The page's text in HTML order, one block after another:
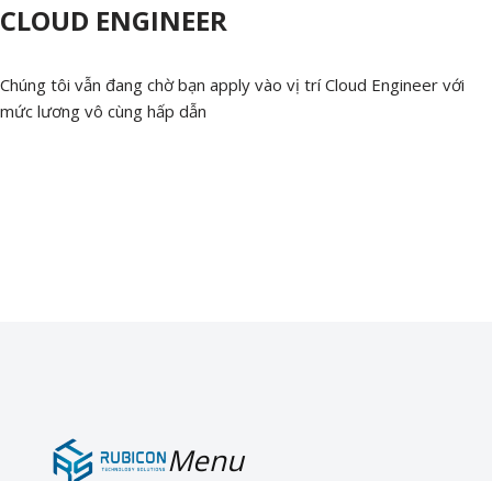
CLOUD ENGINEER
Chúng tôi vẫn đang chờ bạn apply vào vị trí Cloud Engineer với
mức lương vô cùng hấp dẫn
Menu